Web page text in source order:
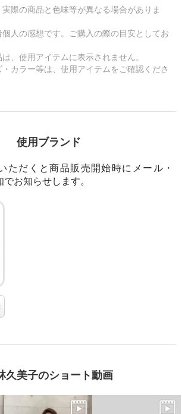
際の商品と色味等が異なる場合がありま
人の感想です。ご購入の際の目安としてお
、使用アイテムに表示されません。
カラー等は、使用アイテムをご確認くださ
使用ブランド
ただくと商品販売開始時にメール・
でお知らせします。
久美子のショート動画